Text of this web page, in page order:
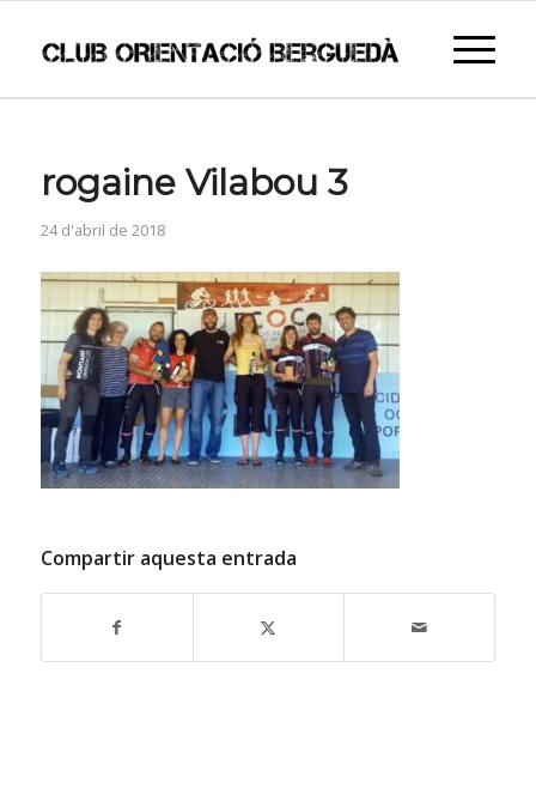
rogaine Vilabou 3
24 d'abril de 2018
Compartir aquesta entrada